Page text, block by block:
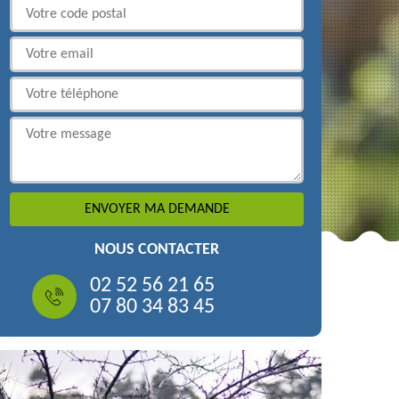
NOUS CONTACTER
02 52 56 21 65
07 80 34 83 45